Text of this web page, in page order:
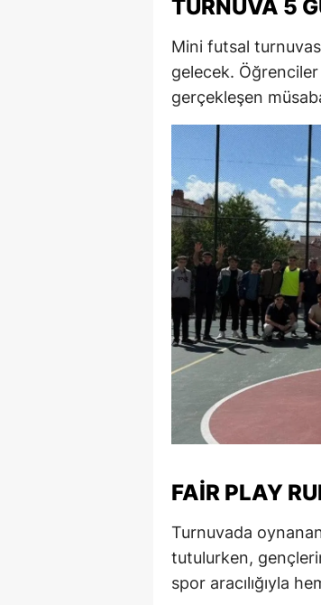
TURNUVA 5
Mini futsal
gelecek.
gerçekleşen
FAIR PLAY
Turnuvada
tutulurken,
spor aracılığıyla